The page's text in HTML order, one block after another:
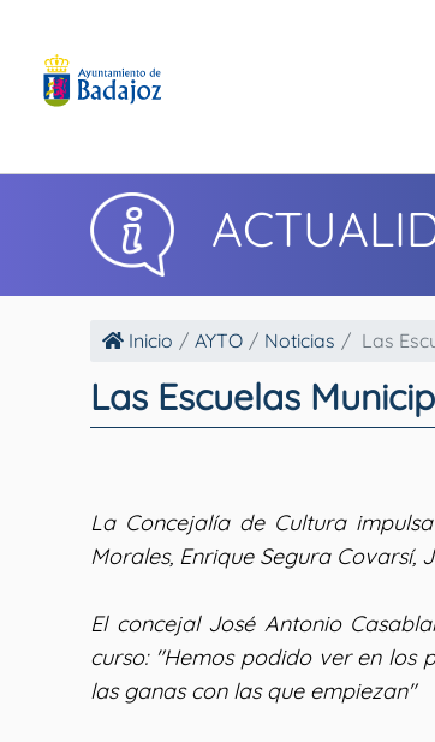
Inicio AYTO Noticias Las
Las Escuelas
La Concejalía de Cultura
Morales, Enrique Segura Covarsí,
El concejal José Antonio
curso: "Hemos podido ver en los
las ganas con las que empiezan"